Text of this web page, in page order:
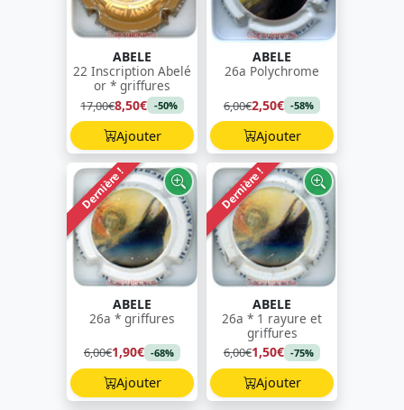
ABELE
22 Inscription Abelé
or * griffures
17,00€8,50€ -50%
Ajouter
ABELE
26a Polychrome
6,00€2,50€ -58%
Ajouter
Dernière !
ABELE
26a * griffures
6,00€1,90€ -68%
Ajouter
Dernière !
ABELE
26a * 1 rayure et
griffures
6,00€1,50€ -75%
Ajouter